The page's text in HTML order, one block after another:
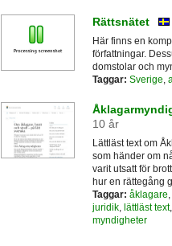
Rättsnätet
Här finns en
författningar.
domstolar och
Taggar: Sverige,
10 år
Lättläst text om
som händer om
varit utsatt för
hur en rättegång
Taggar: åklagare,
juridik, lättläst text,
myndigheter